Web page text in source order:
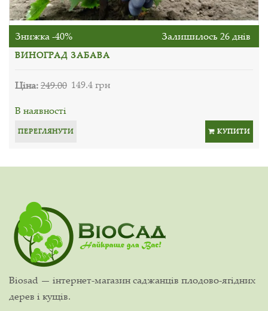
Знижка -40% Залишилось 26 днів
ВИНОГРАД ЗАБАВА
Ціна:249.00 149.4 грн
В наявності
ПЕРЕГЛЯНУТИ КУПИТИ
Biosad — інтернет-магазин саджанців плодово-ягідних
дерев і кущів.